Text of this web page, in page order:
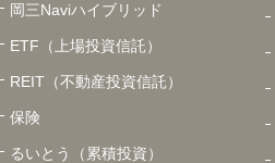
岡三Naviハイブリッド
ETF（上場投資信託）
REIT（不動産投資信託）
保険
るいとう（累積投資）